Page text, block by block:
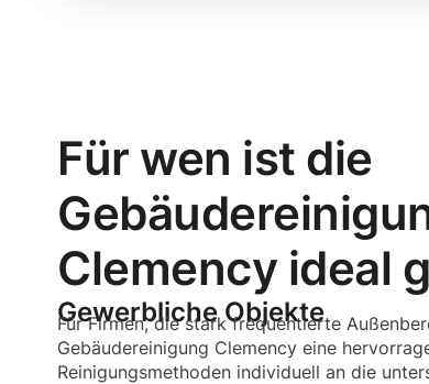
Für wen ist die
Clemency ideal
Gewerbliche Objekte
Für Firmen, die stark frequentierte
Gebäudereinigung Clemency eine
Reinigungsmethoden individuell an die